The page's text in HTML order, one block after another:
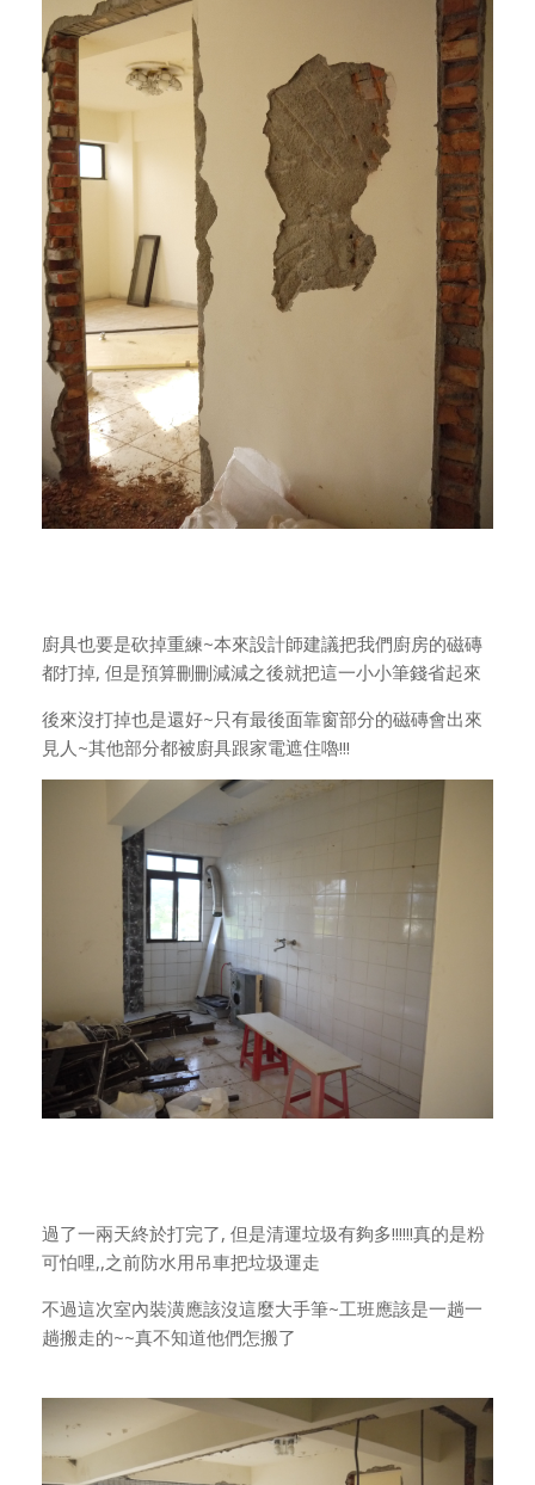
廚具也要是砍掉重練~本來設計師建議把我們廚房的磁磚
都打掉, 但是預算刪刪減減之後就把這一小小筆錢省起來
後來沒打掉也是還好~只有最後面靠窗部分的磁磚會出來
見人~其他部分都被廚具跟家電遮住嚕!!!
過了一兩天終於打完了, 但是清運垃圾有夠多!!!!!!真的是粉
可怕哩,,之前防水用吊車把垃圾運走
不過這次室內裝潢應該沒這麼大手筆~工班應該是一趟一
趟搬走的~~真不知道他們怎搬了